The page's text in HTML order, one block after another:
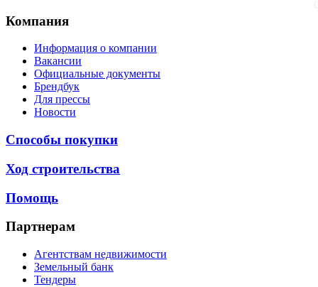
Компания
Информация о компании
Вакансии
Официальные документы
Брендбук
Для прессы
Новости
Способы покупки
Ход строительства
Помощь
Партнерам
Агентствам недвижимости
Земельный банк
Тендеры